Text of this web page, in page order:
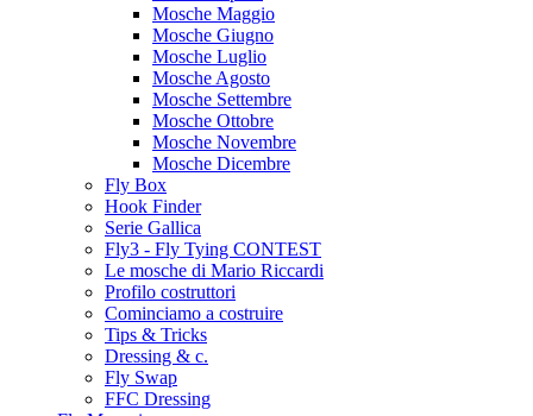
Mosche Maggio
Mosche Giugno
Mosche Luglio
Mosche Agosto
Mosche Settembre
Mosche Ottobre
Mosche Novembre
Mosche Dicembre
Fly Box
Hook Finder
Serie Gallica
Fly3 - Fly Tying CONTEST
Le mosche di Mario Riccardi
Profilo costruttori
Cominciamo a costruire
Tips & Tricks
Dressing & c.
Fly Swap
FFC Dressing